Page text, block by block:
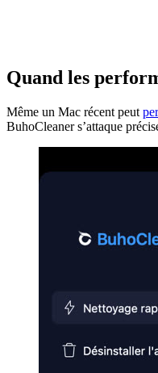
Quand les
Même un Mac récent peut
BuhoCleaner s’attaque